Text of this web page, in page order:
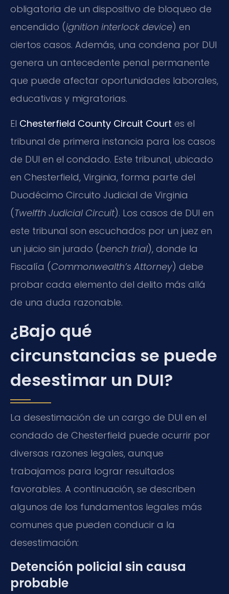
obligatoria de un dispositivo de bloqueo de
encendido (ignition interlock device) en
ciertos casos. Además, una condena por DUI
genera un antecedente penal permanente
que puede afectar oportunidades laborales,
educativas y migratorias.
El Chesterfield County Circuit Court es el
tribunal de primera instancia para los casos
de DUI en el condado. Este tribunal, ubicado
en Chesterfield, Virginia, forma parte del
Duodécimo Circuito Judicial de Virginia
(Twelfth Judicial Circuit). Los casos de DUI en
este tribunal son escuchados por un juez en
un juicio sin jurado (bench trial), donde la
Fiscalía (Commonwealth’s Attorney) debe
probar cada elemento del delito más allá
de una duda razonable.
¿Bajo qué
circunstancias se puede
desestimar un DUI?
La desestimación de un cargo de DUI en el
condado de Chesterfield puede ocurrir por
diversas razones legales, aunque
trabajamos para lograr resultados
favorables. A continuación, se describen
algunos de los fundamentos legales más
comunes que pueden conducir a la
desestimación:
Detención policial sin causa
probable